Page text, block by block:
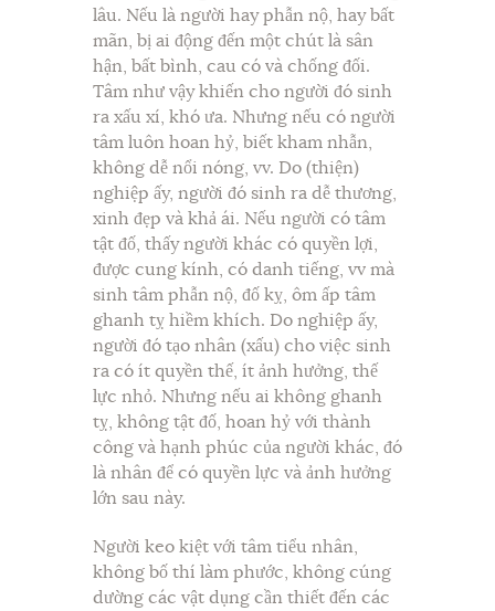
lâu. Nếu là người hay phẫn nộ, hay bất
mãn, bị ai động đến một chút là sân
hận, bất bình, cau có và chống đối.
Tâm như vậy khiến cho người đó sinh
ra xấu xí, khó ưa. Nhưng nếu có người
tâm luôn hoan hỷ, biết kham nhẫn,
không dễ nổi nóng, vv. Do (thiện)
nghiệp ấy, người đó sinh ra dễ thương,
xinh đẹp và khả ái. Nếu người có tâm
tật đố, thấy người khác có quyền lợi,
được cung kính, có danh tiếng, vv mà
sinh tâm phẫn nộ, đố kỵ, ôm ấp tâm
ghanh tỵ hiềm khích. Do nghiệp ấy,
người đó tạo nhân (xấu) cho việc sinh
ra có ít quyền thế, ít ảnh hưởng, thế
lực nhỏ. Nhưng nếu ai không ghanh
tỵ, không tật đố, hoan hỷ với thành
công và hạnh phúc của người khác, đó
là nhân để có quyền lực và ảnh hưởng
lớn sau này.
Người keo kiệt với tâm tiểu nhân,
không bố thí làm phước, không cúng
dường các vật dụng cần thiết đến các